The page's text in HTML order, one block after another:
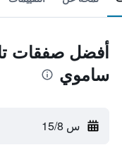
أفضل صفقات
ساموي
س 15/8